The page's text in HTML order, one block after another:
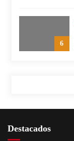
6
Destacados